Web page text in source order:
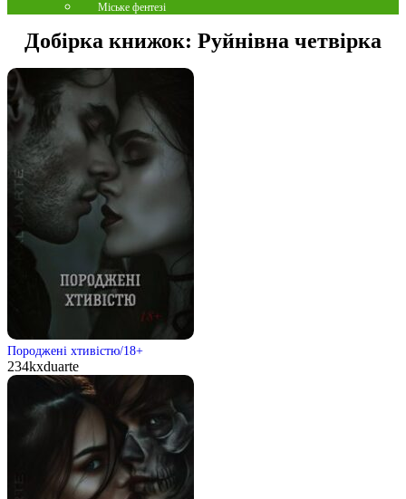
Міське фентезі
Добірка книжок: Руйнівна четвірка
Породжені хтивістю/18+
234kxduarte